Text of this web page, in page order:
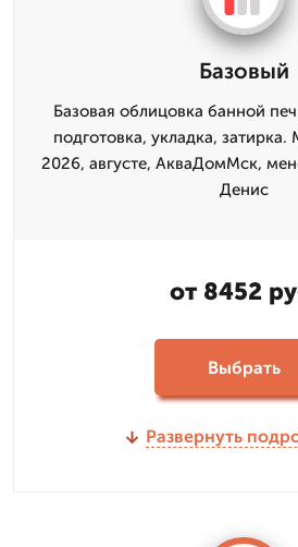
Базовый
Базовая облицовка банной
подготовка, укладка, затирка.
2026, августе, АкваДомМск,
Денис
от 8452
Выбрать
Развернуть